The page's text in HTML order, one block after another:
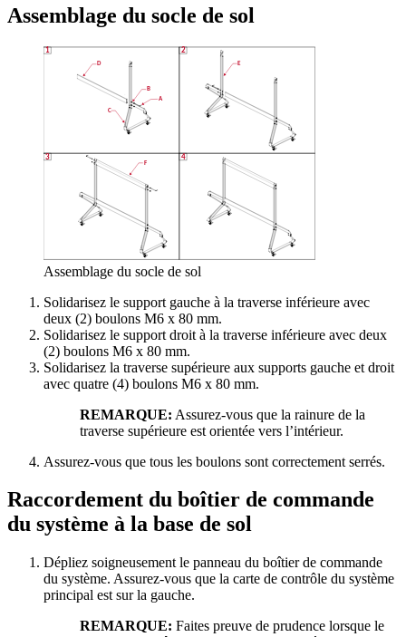
Assemblage du socle de sol
Assemblage du socle de sol
Solidarisez le support gauche à la traverse inférieure avec
deux (2) boulons M6 x 80 mm.
Solidarisez le support droit à la traverse inférieure avec deux
(2) boulons M6 x 80 mm.
Solidarisez la traverse supérieure aux supports gauche et droit
avec quatre (4) boulons M6 x 80 mm.
REMARQUE: Assurez-vous que la rainure de la
traverse supérieure est orientée vers l’intérieur.
Assurez-vous que tous les boulons sont correctement serrés.
Raccordement du boîtier de commande
du système à la base de sol
Dépliez soigneusement le panneau du boîtier de commande
du système. Assurez-vous que la carte de contrôle du système
principal est sur la gauche.
REMARQUE: Faites preuve de prudence lorsque le